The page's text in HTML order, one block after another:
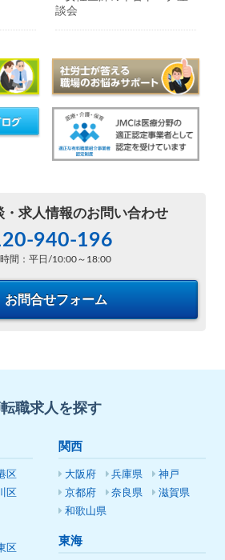
談会
求人情報のお問い合わせ
940-196
間：平日/10:00～18:00
お問合せフォーム
職求人を探す
区
区
区
関西
大阪府 兵庫県
神戸
京都府
奈良県
滋賀県
和歌山県
東海